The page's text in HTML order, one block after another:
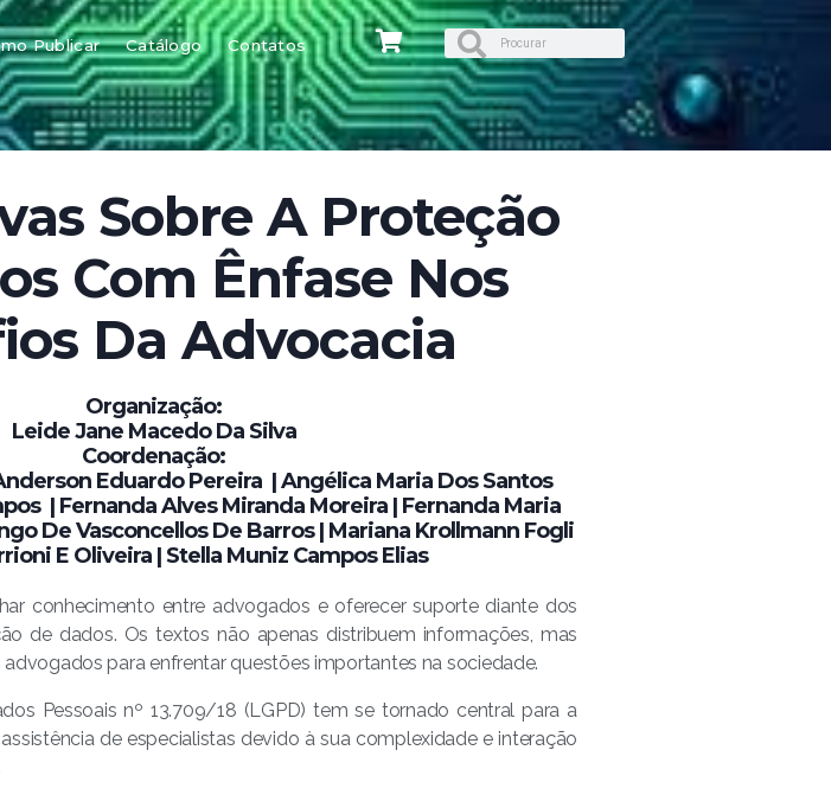
Publicar Catálogo Contatos
Sobre A Proteção
Com Ênfase Nos
Da Advocacia
Organização:
Leide Jane Macedo Da Silva
Coordenação:
Eduardo Pereira | Angélica Maria Dos Santos
| Fernanda Alves Miranda Moreira | Fernanda Maria
De Vasconcellos De Barros | Mariana Krollmann Fogli
E Oliveira | Stella Muniz Campos Elias
conhecimento entre advogados e oferecer suporte diante dos
de dados. Os textos não apenas distribuem informações, mas
para enfrentar questões importantes na sociedade.
Pessoais nº 13.709/18 (LGPD) tem se tornado central para a
de especialistas devido à sua complexidade e interação